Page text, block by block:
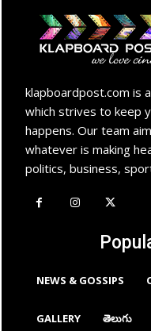
klapboardpost.com is
which strives to keep
happens. Our team
whatever is making
politics, business,
NEWS & GOSSIPS
GALLERY తెలుగు